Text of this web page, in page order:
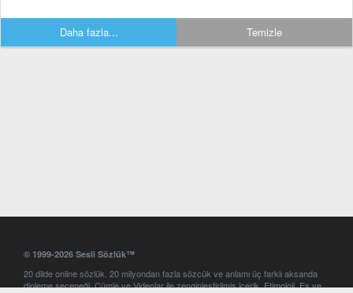
Daha fazla... Temizle
© 1999-2026 Sesli Sözlük™
20 dilde online sözlük. 20 milyondan fazla sözcük ve anlamı üç farklı aksanda
dinleme seçeneği. Cümle ve Videolar ile zenginleştirilmiş içerik. Etimoloji, Eş ve